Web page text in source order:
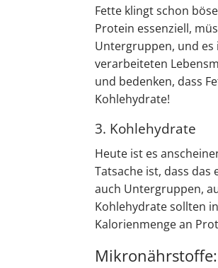
Fette klingt schon
Protein essenziell,
Untergruppen, und es
verarbeiteten
und bedenken, dass
Kohlehydrate!
3. Kohlehydrate
Heute ist es
Tatsache ist, dass
auch Untergruppen,
Kohlehydrate sollten
Kalorienmenge an